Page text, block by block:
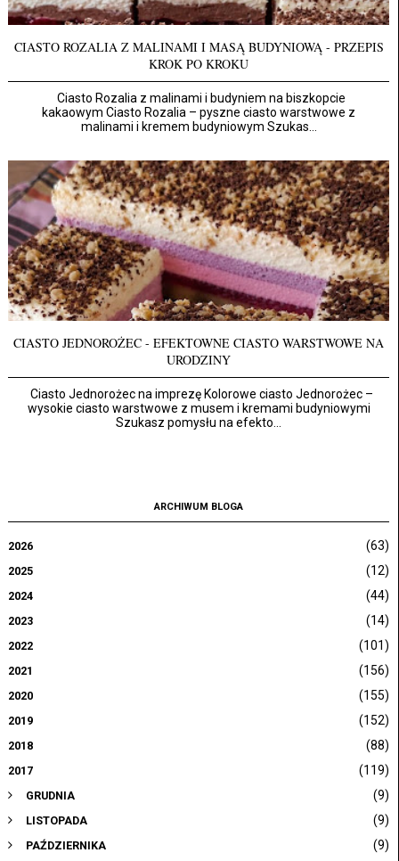
CIASTO ROZALIA Z MALINAMI I MASĄ BUDYNIOWĄ - PRZEPIS
KROK PO KROKU
Ciasto Rozalia z malinami i budyniem na biszkopcie
kakaowym Ciasto Rozalia – pyszne ciasto warstwowe z
malinami i kremem budyniowym Szukas...
CIASTO JEDNOROŻEC - EFEKTOWNE CIASTO WARSTWOWE NA
URODZINY
Ciasto Jednorożec na imprezę Kolorowe ciasto Jednorożec –
wysokie ciasto warstwowe z musem i kremami budyniowymi
Szukasz pomysłu na efekto...
ARCHIWUM BLOGA
2026 (63)
2025 (12)
2024 (44)
2023 (14)
2022 (101)
2021 (156)
2020 (155)
2019 (152)
2018 (88)
2017 (119)
GRUDNIA (9)
LISTOPADA (9)
PAŹDZIERNIKA (9)